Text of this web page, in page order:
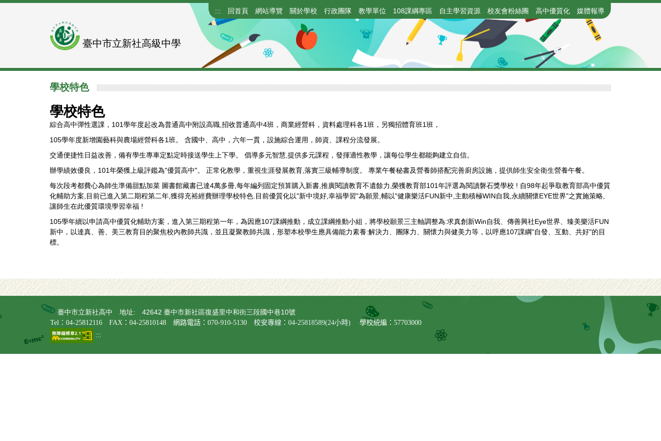
區
臺中市立新社高級中學
::: 回首頁 網站導覽 關於學校 行政團隊 教學單位 108課綱專區 自主學習資源 校友會粉絲團 高中優質化 媒體報導
學校特色
學校特色
綜合高中彈性選課，101學年度起改為普通高中附設高職,招收普通高中4班，商業經營科，資料處理科各1班，另獨招體育班1班，
105學年度新增園藝科與農場經營科各1班。 含國中、高中，六年一貫，設施綜合運用，師資、課程分流發展。
交通便捷性日益改善，備有學生專車定點定時接送學生上下學。 倡導多元智慧,提供多元課程，發揮適性教學，讓每位學生都能夠建立自信。
辦學績效優良，101年榮獲上級評鑑為"優質高中"。 正常化教學，重視生涯發展教育,落實三級輔導制度。 專業午餐秘書及營養師搭配完善廚房設施，提供師生安全衛生營養午餐。
每次段考都費心為師生準備甜點加菜 圖書館藏書已達4萬多冊,每年編列固定預算購入新書,推廣閱讀教育不遺餘力,榮獲教育部101年評選為閱讀磐石獎學校 ! 自98年起爭取教育部高中優質
化輔助方案,目前已進入第二期程第二年,獲得充裕經費辦理學校特色.目前優質化以"新中境好,幸福學習"為願景,輔以"健康樂活FUN新中,主動積極WIN自我,永續關懷EYE世界"之實施策略,
讓師生在此優質環境學習幸福 !
105學年續以申請高中優質化輔助方案，進入第三期程第一年，為因應107課綱推動，成立課綱推動小組，將學校願景三主軸調整為:求真創新Win自我、傳善興社Eye世界、臻美樂活FUN
新中，以達真、善、美三教育目的聚焦校內教師共識，並且凝聚教師共識，形塑本校學生應具備能力素養:解決力、團隊力、關懷力與健美力等，以呼應107課綱"自發、互動、共好"的目
標。
臺中市立新社高中 地址: 42642 臺中市新社區復盛里中和街三段國中巷10號
Tel：04-25812116 FAX：04-25810148 網路電話：070-910-5130 校安專線：04-25818589(24小時) 學校統編：57703000
:::